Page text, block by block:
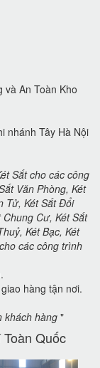
và An Toàn Kho
nhánh Tây Hà Nội
Sắt cho các công
Văn Phòng, Két
Tử, Két Sắt Đổi
Cư, Két Sắt
Két Bạc, Két
các công trình
giao hàng tận nơi.
khách hàng "
Quốc